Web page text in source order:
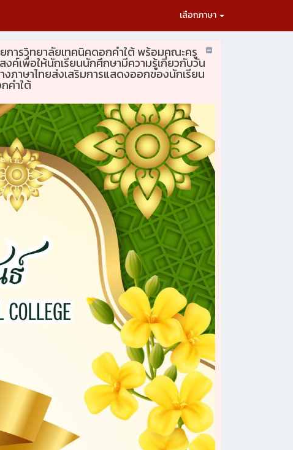
เลือกภาษา
ารวิทยาลัยเทคนิคดอกคำใต้ พร้อมคณะครู
ค์เพื่อให้นักเรียนนักศึกษามีความรู้เกี่ยวกับวัน
ภาษาไทยส่งเสริมการแสดงออกของนักเรียน
คำใต้